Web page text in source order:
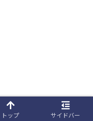
トップ サイドバー